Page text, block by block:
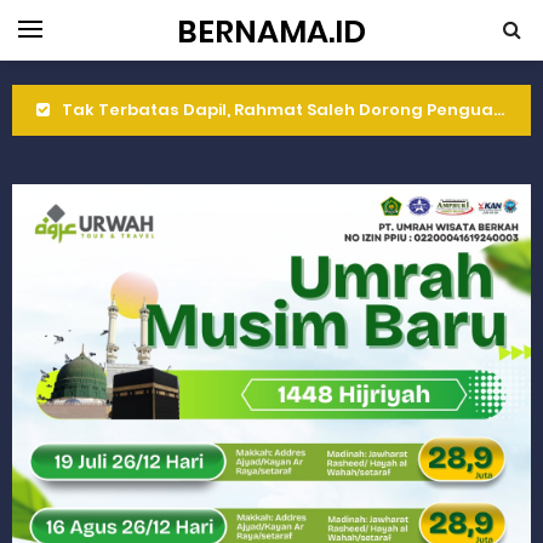
BERNAMA.ID
Tak Terbatas Dapil, Rahmat Saleh Dorong Penguatan Pertanian di Kabupaten Agam
Rahmat Saleh Resmikan Hunian Tetap KARTA untuk Korban Banjir Bandang di Sumbar
Gelar Musdalub, Ini Tujuan Partai Demokrat Sumbar
Wakili Gubernur Sumbar, Kabiro Kesra Hadiri dan Berikan Arahan pada MTQ Nasional ke-50 Tingkat Kec. Sungai Limau
RELIS KEJAKSAAN TINGGI SUMATERA BARAT
RELIS KEJAKSAAN TINGGI SUMATERA BARAT
RELIS KEJAKSAAN TINGGI SUMATERA BARAT
Peringati Hari Koperasi ke-79, Wagub Sumbar Dorong Koperasi Jadi Motor Penggerak Ekonomi Rakyat